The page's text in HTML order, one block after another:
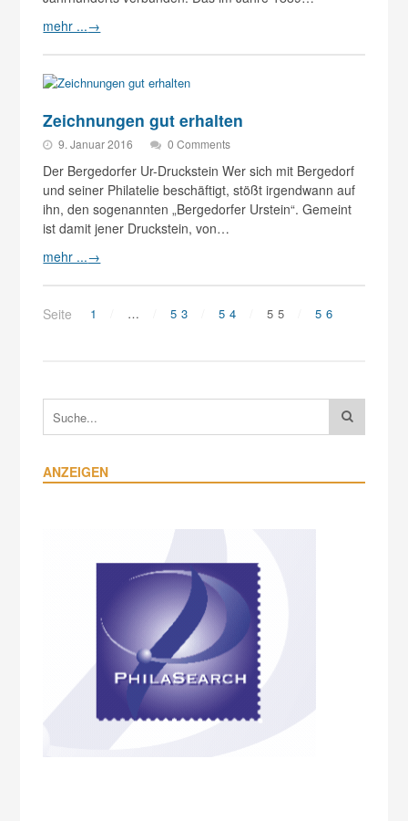
mehr ...→
Zeichnungen gut erhalten
9. Januar 2016 0 Comments
Der Bergedorfer Ur-Druckstein Wer sich mit Bergedorf
und seiner Philatelie beschäftigt, stößt irgendwann auf
ihn, den sogenannten „Bergedorfer Urstein“. Gemeint
ist damit jener Druckstein, von…
mehr ...→
Seite 1 … 53 54 55 56
ANZEIGEN